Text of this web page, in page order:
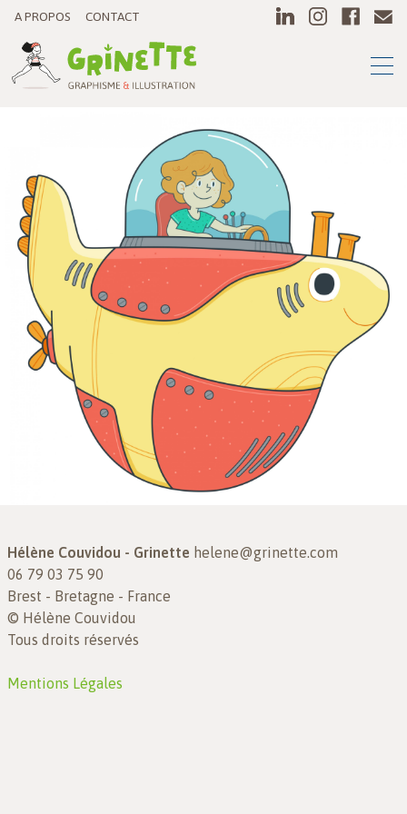
A PROPOS CONTACT
DÉCORATION
FLYER JEU
STICKERS
DÉCORATION
ENFANCE SANTÉ
Hélène Couvidou - Grinette helene@grinette.com
06 79 03 75 90
Brest - Bretagne - France
© Hélène Couvidou
Tous droits réservés
Mentions Légales